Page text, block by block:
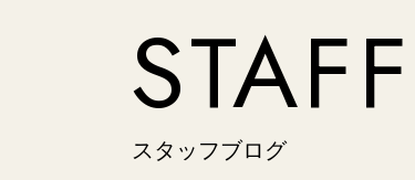
スタッフブログ